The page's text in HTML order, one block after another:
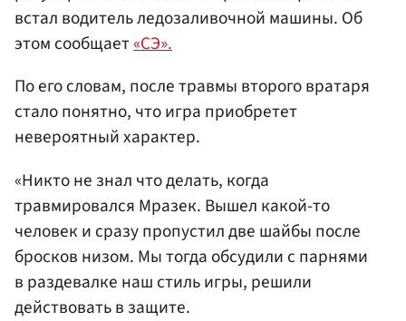
встал водитель ледозаливочной машины. Об
этом сообщает«СЭ».
По его словам, после травмы второго вратаря
стало понятно, что игра приобретет
невероятный характер.
«Никто не знал что делать, когда
травмировался Мразек. Вышел какой-то
человек и сразу пропустил две шайбы после
бросков низом. Мы тогда обсудили с парнями
в раздевалке наш стиль игры, решили
действовать в защите.